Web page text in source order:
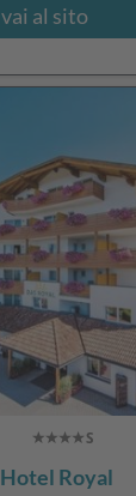
vai al sito
Hotel Royal